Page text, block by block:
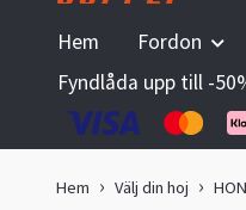
Hem Fordon
Fyndlåda upp till -
Hem Välj din hoj